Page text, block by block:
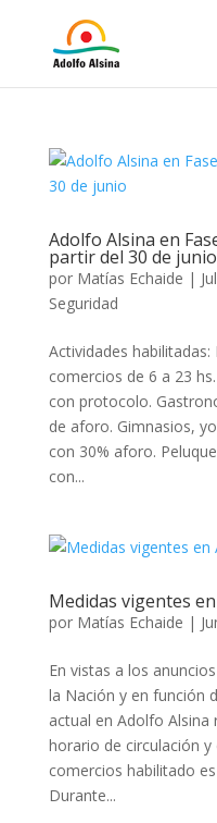
Adolfo Alsina en
partir del 30 de junio
por Matías Echaide |
Seguridad
Actividades
comercios de 6 a 23
con protocolo.
de aforo. Gimnasios,
con 30% aforo.
con...
Medidas vigentes
por Matías Echaide |
En vistas a los
la Nación y en función
actual en Adolfo Alsina
horario de circulación
comercios habilitado
Durante...